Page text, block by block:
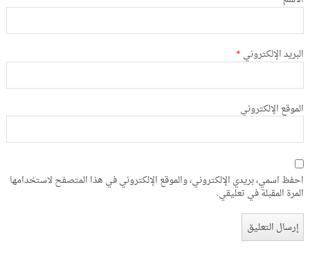
البريد الإلكتروني *
الموقع الإلكتروني
احفظ اسمي، بريدي الإلكتروني، والموقع الإلكتروني في هذا المتصفح لاستخدامها
المرة المقبلة في تعليقي.